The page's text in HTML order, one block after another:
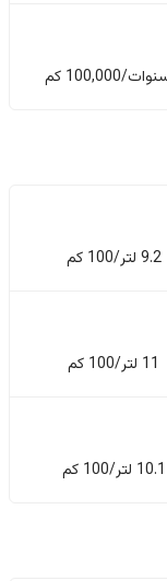
9.2 لتر/100 كم
11 لتر/100 كم
10.1 لتر/100 كم